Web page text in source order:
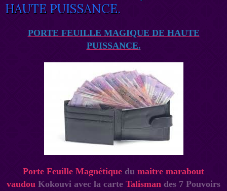
HAUTE PUISSANCE.
PORTE FEUILLE MAGIQUE DE HAUTE
PUISSANCE.
Porte Feuille Magnétique du maitre marabout
vaudou Kokouvi avec la carte Talisman des 7 Pouvoirs